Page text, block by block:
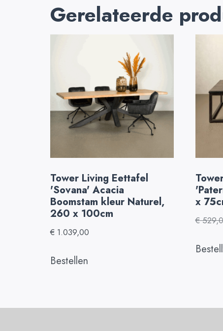
Gerelateerde
Tower Living Eettafel
'Sovana' Acacia
Boomstam kleur Naturel,
260 x 100cm
€ 1.039,00
Bestellen
x
€